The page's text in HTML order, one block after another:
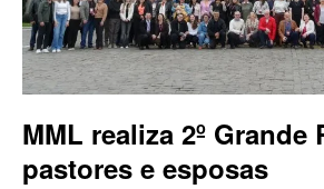
MML realiza 2º Grande
pastores e esposas